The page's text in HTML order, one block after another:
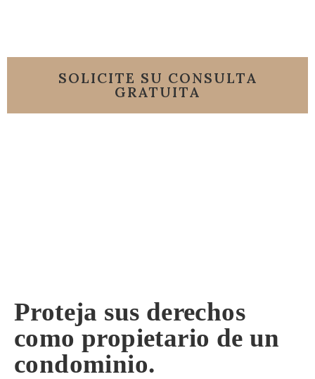
SOLICITE SU CONSULTA
GRATUITA
Proteja sus derechos
como propietario de un
condominio.